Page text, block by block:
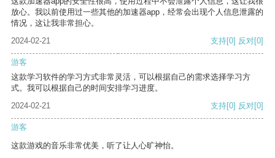
放心。我以前使用过一些其他的加速器app，经常会出现个人信息泄露的
情况，这让我非常担心。
2024-02-21
支持[0] 反对[0]
游客
这款学习软件的学习方式非常灵活，可以根据自己的需求选择学习方
式。我可以根据自己的时间安排学习进度。
2024-02-21
支持[0] 反对[0]
游客
这款游戏的音乐非常优美，听了让人心旷神怡。